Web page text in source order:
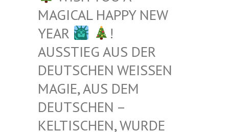
MAGICAL HAPPY NEW
YEAR
!
AUSSTIEG AUS DER
DEUTSCHEN WEISSEN M
AGIE, AUS DEM D
EUTSCHEN – K
ELTISCHEN, WURDE B